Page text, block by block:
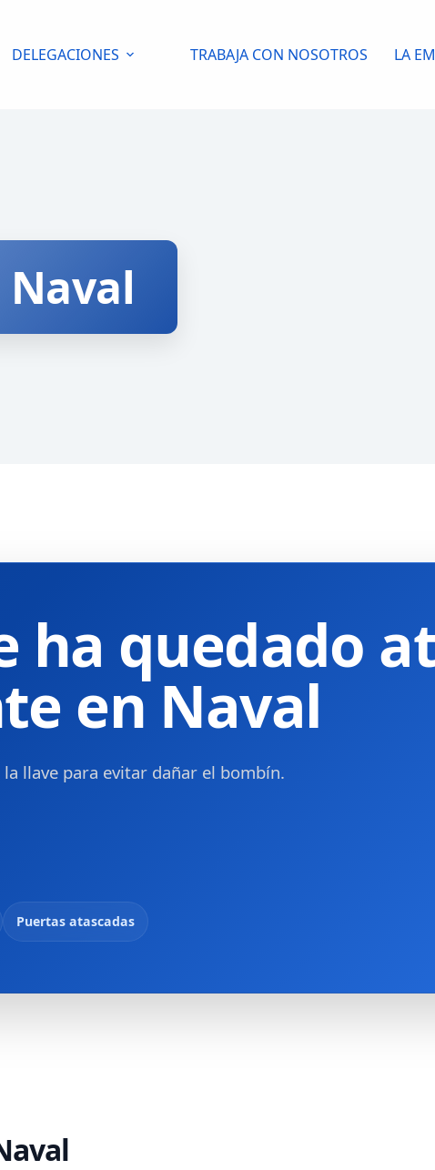
DELEGACIONES TRABAJA CON NOSOTROS LA
ha quedado
en Naval
llave para evitar dañar el bombín.
Puertas atascadas